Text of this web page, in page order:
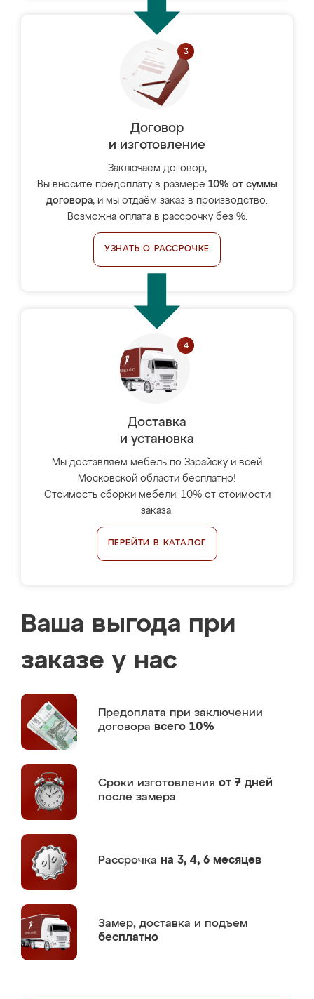
Договор
и изготовление
Заключаем договор,
Вы вносите предоплату в размере 10% от суммы
договора, и мы отдаём заказ в производство.
Возможна оплата в рассрочку без %.
УЗНАТЬ О РАССРОЧКЕ
Доставка
и установка
Мы доставляем мебель по Зарайску и всей
Московской области бесплатно!
Стоимость сборки мебели: 10% от стоимости
заказа.
ПЕРЕЙТИ В КАТАЛОГ
Ваша выгода при
заказе у нас
Предоплата при заключении
договора всего 10%
Сроки изготовления от 7 дней
после замера
Рассрочка на 3, 4, 6 месяцев
Замер, доставка и подъем
бесплатно